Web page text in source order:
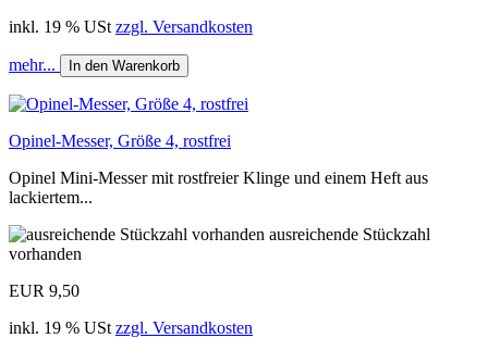
inkl. 19 % USt zzgl. Versandkosten
mehr... In den Warenkorb
Opinel-Messer, Größe 4, rostfrei
Opinel Mini-Messer mit rostfreier Klinge und einem Heft aus
lackiertem...
ausreichende Stückzahl
vorhanden
EUR 9,50
inkl. 19 % USt zzgl. Versandkosten